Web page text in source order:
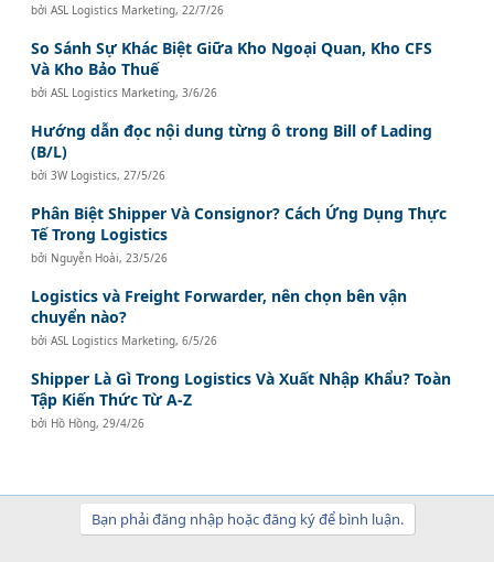
bởiASL Logistics Marketing,22/7/26
So Sánh Sự Khác Biệt Giữa Kho Ngoại Quan, Kho CFS
Và Kho Bảo Thuế
bởiASL Logistics Marketing,3/6/26
Hướng dẫn đọc nội dung từng ô trong Bill of Lading
(B/L)
bởi3W Logistics,27/5/26
Phân Biệt Shipper Và Consignor? Cách Ứng Dụng Thực
Tế Trong Logistics
bởi Nguyễn Hoài,23/5/26
Logistics và Freight Forwarder, nên chọn bên vận
chuyển nào?
bởiASL Logistics Marketing,6/5/26
Shipper Là Gì Trong Logistics Và Xuất Nhập Khẩu? Toàn
Tập Kiến Thức Từ A-Z
bởi Hồ Hồng,29/4/26
Bạn phải đăng nhập hoặc đăng ký để bình luận.